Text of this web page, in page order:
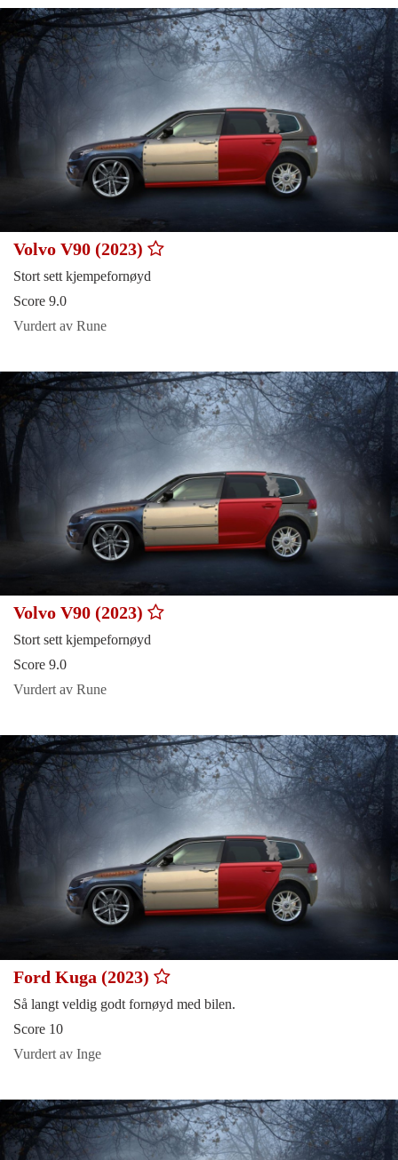
Volvo V90 (2023)
Stort sett kjempefornøyd
Score 9.0
Vurdert av Rune
Volvo V90 (2023)
Stort sett kjempefornøyd
Score 9.0
Vurdert av Rune
Ford Kuga (2023)
Så langt veldig godt fornøyd med bilen.
Score 10
Vurdert av Inge